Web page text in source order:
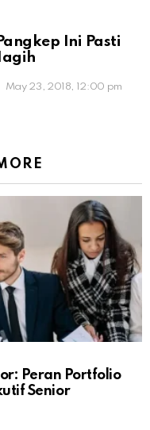
Ini Pasti
May 23, 2018, 12:00 pm
Peran Portfolio
Senior